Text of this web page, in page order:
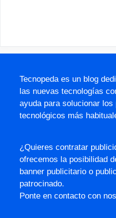
Tecnopeda es un blog
las nuevas tecnologías
ayuda para solucionar los
tecnológicos más
¿Quieres contratar
ofrecemos la posibilidad
banner publicitario o
patrocinado.
Ponte en contacto con